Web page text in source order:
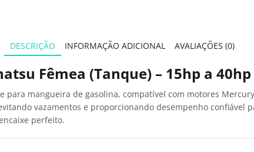
DESCRIÇÃO INFORMAÇÃO ADICIONAL AVALIAÇÕES (0)
Fêmea (Tanque) – 15hp a 40hp
mangueira de gasolina, compatível com motores
vazamentos e proporcionando desempenho confiável
perfeito.